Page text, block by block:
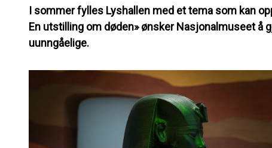
I sommer fylles Lyshallen med et tema som kan
En utstilling om døden» ønsker Nasjonalmuseet å
uunngåelige.